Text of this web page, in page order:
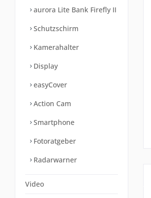
aurora Lite Bank Firefly II
Schutzschirm
Kamerahalter
Display
easyCover
Action Cam
Smartphone
Fotoratgeber
Radarwarner
Video